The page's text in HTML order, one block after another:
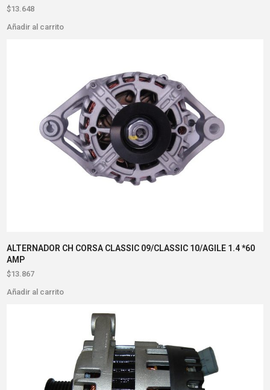
$13.648
Añadir al carrito
ALTERNADOR CH CORSA CLASSIC 09/CLASSIC 10/AGILE 1.4 *60
AMP
$13.867
Añadir al carrito